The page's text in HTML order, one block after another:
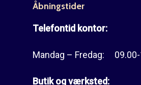
Åbningstider
Telefontid kontor:
Mandag – Fredag: 09.00-
Butik og værksted: